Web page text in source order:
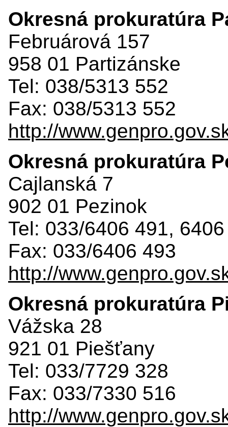
Okresná prokuratúra
Februárová 157
958 01 Partizánske
Tel: 038/5313 552
Fax: 038/5313 552
http://
Okresná prokuratúra
Cajlanská 7
902 01 Pezinok
Tel: 033/6406 491,
Fax: 033/6406 493
http://
Okresná prokuratúra
Vážska 28
921 01 Piešťany
Tel: 033/7729 328
Fax: 033/7330 516
http://